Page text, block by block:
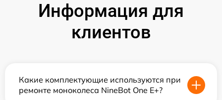
Информация для
клиентов
Какие комплектующие используются при
ремонте моноколеса NineBot One E+?